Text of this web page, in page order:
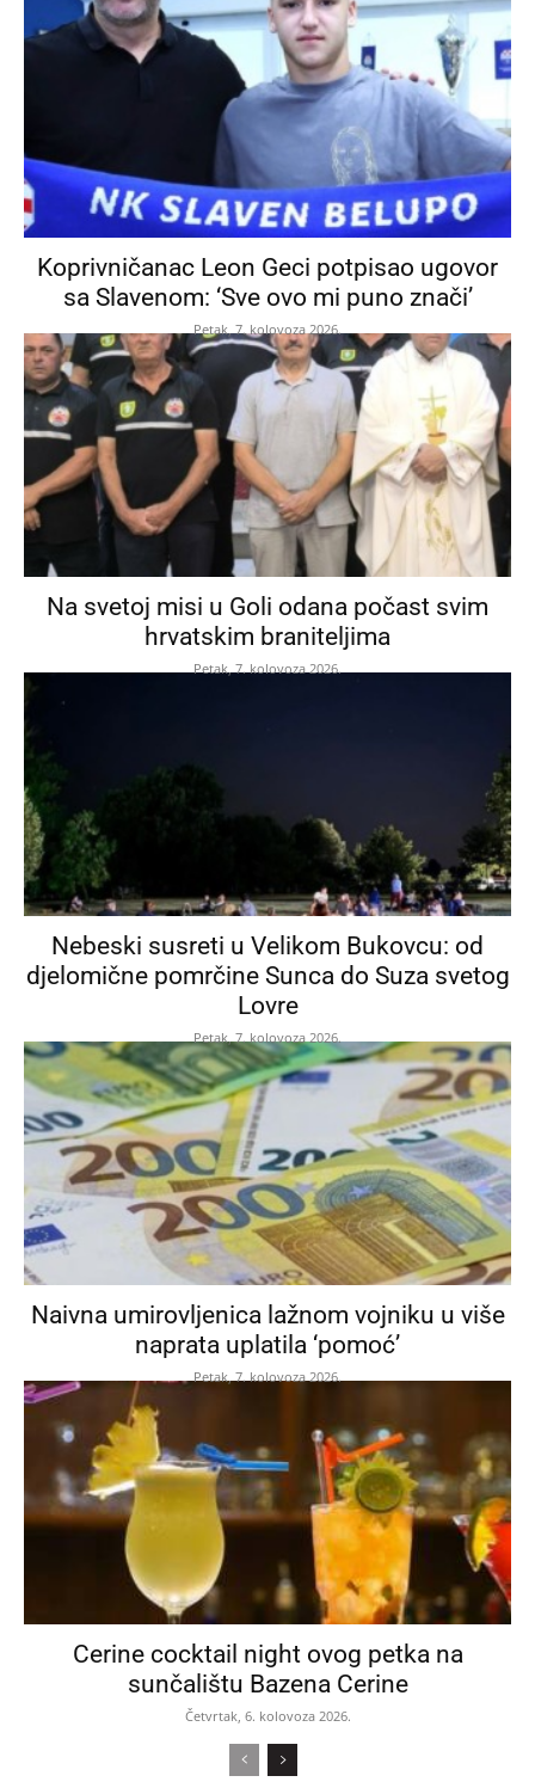
Koprivničanac Leon Geci potpisao ugovor
sa Slavenom: ‘Sve ovo mi puno znači’
Petak, 7. kolovoza 2026.
Na svetoj misi u Goli odana počast svim
hrvatskim braniteljima
Petak, 7. kolovoza 2026.
Nebeski susreti u Velikom Bukovcu: od
djelomične pomrčine Sunca do Suza svetog
Lovre
Petak, 7. kolovoza 2026.
Naivna umirovljenica lažnom vojniku u više
naprata uplatila ‘pomoć’
Petak, 7. kolovoza 2026.
Cerine cocktail night ovog petka na
sunčalištu Bazena Cerine
Četvrtak, 6. kolovoza 2026.